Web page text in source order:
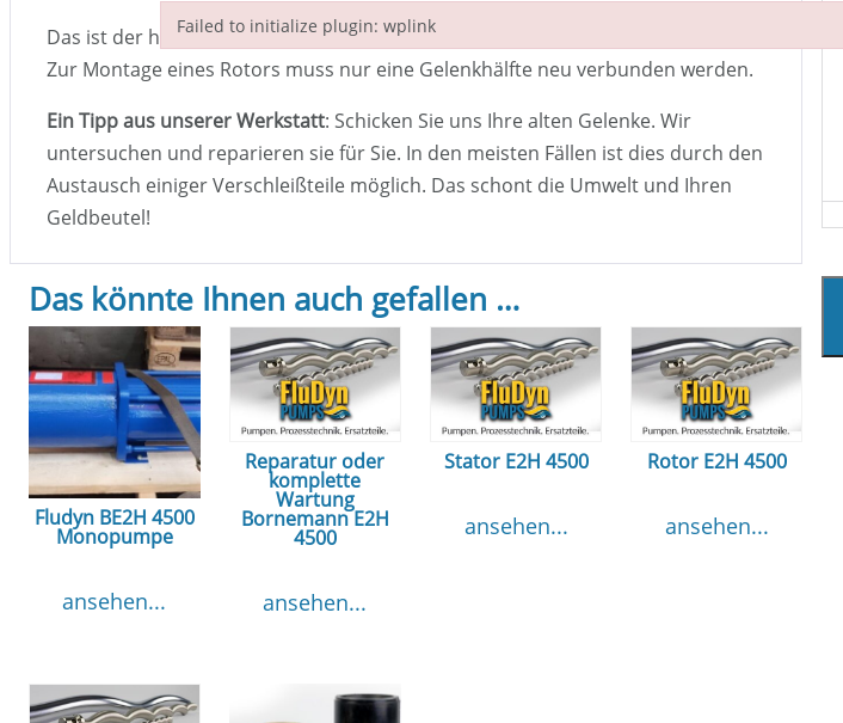
Das ist der halbe Inhalt eines “Montage Kit Gelenk für E2H 4500 Monopumpen”.
Zur Montage eines Rotors muss nur eine Gelenkhälfte neu verbunden werden.
Ein Tipp aus unserer Werkstatt: Schicken Sie uns Ihre alten Gelenke. Wir
untersuchen und reparieren sie für Sie. In den meisten Fällen ist dies durch den
Austausch einiger Verschleißteile möglich. Das schont die Umwelt und Ihren
Geldbeutel!
Das könnte Ihnen auch gefallen …
Fludyn BE2H 4500
Monopumpe
ansehen...
Reparatur oder
komplette
Wartung
Bornemann E2H
4500
ansehen...
Stator E2H 4500
ansehen...
Rotor E2H 4500
ansehen...
Failed to initialize plugin: wplink
Failed to initialize plugin: wplink